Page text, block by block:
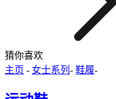
猜你喜欢
主页 - 女士系列 - 鞋履-